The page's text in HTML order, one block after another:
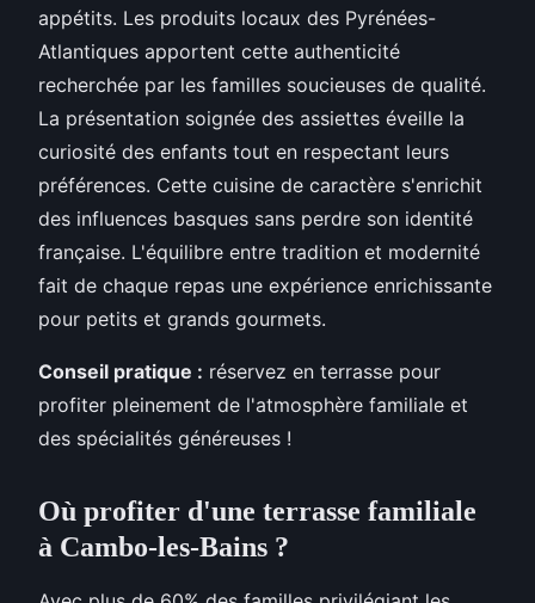
appétits. Les produits locaux des Pyrénées-
Atlantiques apportent cette authenticité
recherchée par les familles soucieuses de qualité.
La présentation soignée des assiettes éveille la
curiosité des enfants tout en respectant leurs
préférences. Cette cuisine de caractère s'enrichit
des influences basques sans perdre son identité
française. L'équilibre entre tradition et modernité
fait de chaque repas une expérience enrichissante
pour petits et grands gourmets.
Conseil pratique : réservez en terrasse pour
profiter pleinement de l'atmosphère familiale et
des spécialités généreuses !
Où profiter d'une terrasse familiale
à Cambo-les-Bains ?